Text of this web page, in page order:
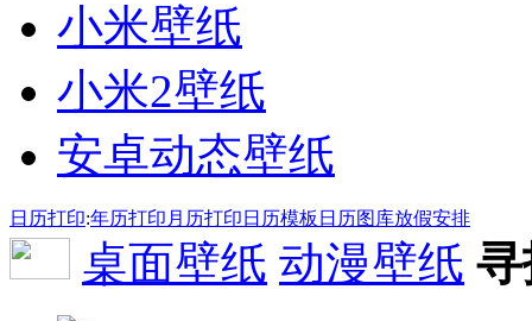
小米壁纸
小米2壁纸
安卓动态壁纸
日历打印:年历打印 月历打印 日历模板 日历图库放假安排
桌面壁纸 动漫壁纸